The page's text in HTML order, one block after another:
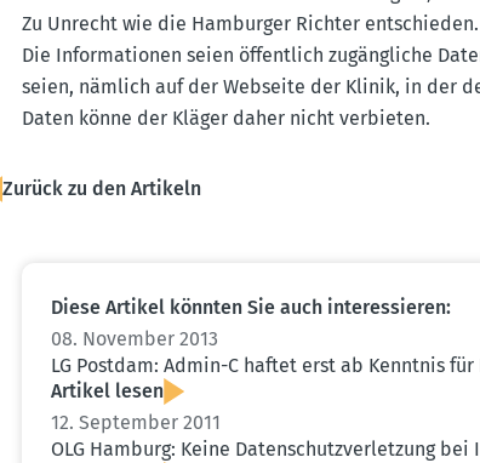
Zu Unrecht wie die Hamburger Richter entschieden.
Die Infor­ma­tionen seien öffentlich zugäng­liche
seien, nämlich auf der Webseite der Klinik, in der
Daten könne der Kläger daher nicht verbieten.
Zurück zu den Artikeln
Diese Artikel könnten Sie auch inter­es­sieren:
08. November 2013
LG Postdam: Admin-C haftet erst ab Kenntnis
Artikel lesen
12. September 2011
OLG Hamburg: Keine Daten­schutz­ver­letzung